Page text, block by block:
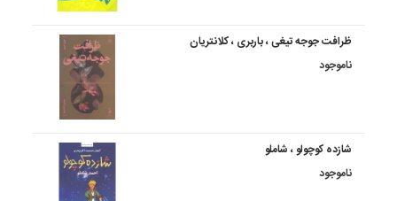
ظرافت جوجه تیغی ، باربری ، کلانتریان
ناموجود
شازده کوچولو ، شاملو
ناموجود